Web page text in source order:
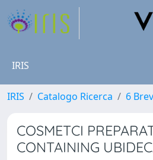
IRIS
IRIS Catalogo Ricerca 6
COSMETCI
CONTAINING